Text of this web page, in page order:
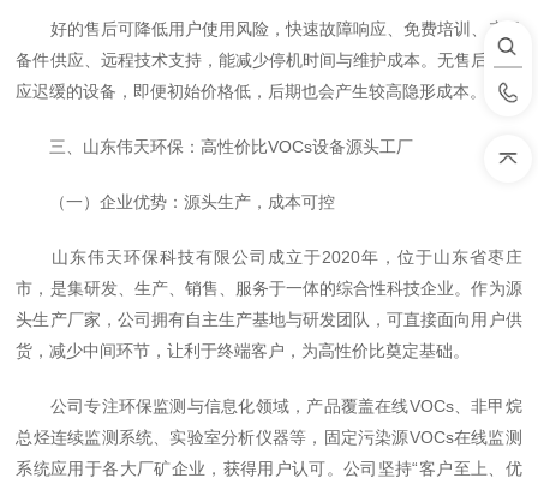
好的售后可降低用户使用风险，快速故障响应、免费培训、充足
备件供应、远程技术支持，能减少停机时间与维护成本。无售后或响
应迟缓的设备，即便初始价格低，后期也会产生较高隐形成本。
三、山东伟天环保：高性价比VOCs设备源头工厂
（一）企业优势：源头生产，成本可控
山东伟天环保科技有限公司成立于2020年，位于山东省枣庄
市，是集研发、生产、销售、服务于一体的综合性科技企业。作为源
头生产厂家，公司拥有自主生产基地与研发团队，可直接面向用户供
货，减少中间环节，让利于终端客户，为高性价比奠定基础。
公司专注环保监测与信息化领域，产品覆盖在线VOCs、非甲烷
总烃连续监测系统、实验室分析仪器等，固定污染源VOCs在线监测
系统应用于各大厂矿企业，获得用户认可。公司坚持“客户至上、优